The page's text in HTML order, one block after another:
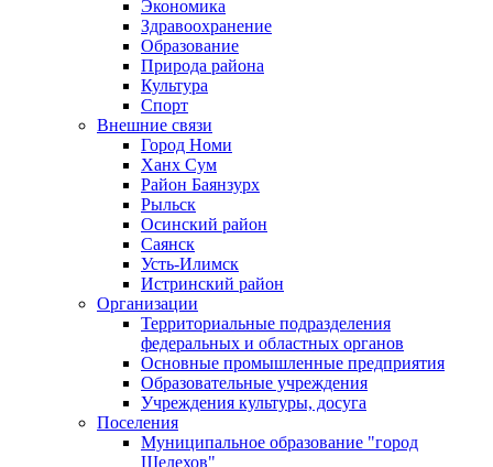
Экономика
Здравоохранение
Образование
Природа района
Культура
Спорт
Внешние связи
Город Номи
Ханх Сум
Район Баянзурх
Рыльск
Осинский район
Саянск
Усть-Илимск
Истринский район
Организации
Территориальные подразделения
федеральных и областных органов
Основные промышленные предприятия
Образовательные учреждения
Учреждения культуры, досуга
Поселения
Муниципальное образование "город
Шелехов"